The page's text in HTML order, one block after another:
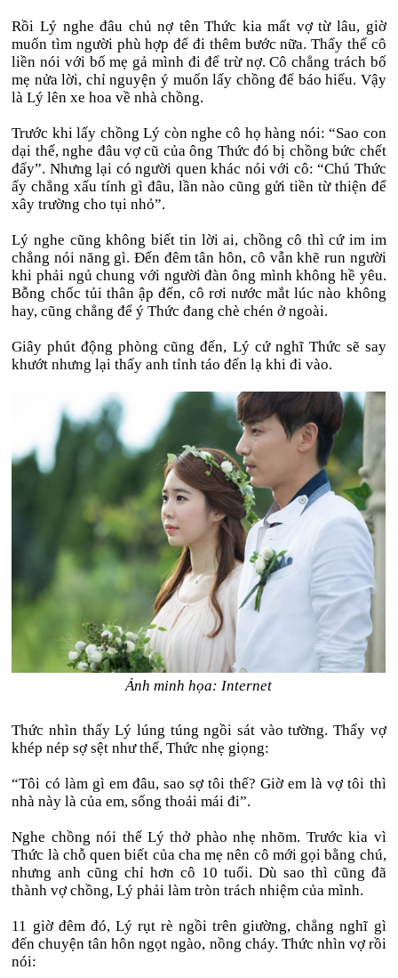
Rồi Lý nghe đâu chủ nợ tên Thức kia mất vợ từ lâu, giờ
muốn tìm người phù hợp để đi thêm bước nữa. Thấy thế cô
liền nói với bố mẹ gả mình đi để trừ nợ. Cô chẳng trách bố
mẹ nửa lời, chỉ nguyện ý muốn lấy chồng để báo hiếu. Vậy
là Lý lên xe hoa về nhà chồng.
Trước khi lấy chồng Lý còn nghe cô họ hàng nói: “Sao con
dại thế, nghe đâu vợ cũ của ông Thức đó bị chồng bức chết
đấy”. Nhưng lại có người quen khác nói với cô: “Chú Thức
ấy chẳng xấu tính gì đâu, lần nào cũng gửi tiền từ thiện để
xây trường cho tụi nhỏ”.
Lý nghe cũng không biết tin lời ai, chồng cô thì cứ im im
chẳng nói năng gì. Đến đêm tân hôn, cô vẫn khẽ run người
khi phải ngủ chung với người đàn ông mình không hề yêu.
Bỗng chốc tủi thân ập đến, cô rơi nước mắt lúc nào không
hay, cũng chẳng để ý Thức đang chè chén ở ngoài.
Giây phút động phòng cũng đến, Lý cứ nghĩ Thức sẽ say
khướt nhưng lại thấy anh tỉnh táo đến lạ khi đi vào.
Ảnh minh họa: Internet
Thức nhìn thấy Lý lúng túng ngồi sát vào tường. Thấy vợ
khép nép sợ sệt như thế, Thức nhẹ giọng:
“Tôi có làm gì em đâu, sao sợ tôi thế? Giờ em là vợ tôi thì
nhà này là của em, sống thoải mái đi”.
Nghe chồng nói thế Lý thở phào nhẹ nhõm. Trước kia vì
Thức là chỗ quen biết của cha mẹ nên cô mới gọi bằng chú,
nhưng anh cũng chỉ hơn cô 10 tuổi. Dù sao thì cũng đã
thành vợ chồng, Lý phải làm tròn trách nhiệm của mình.
11 giờ đêm đó, Lý rụt rè ngồi trên giường, chẳng nghĩ gì
đến chuyện tân hôn ngọt ngào, nồng cháy. Thức nhìn vợ rồi
nói: